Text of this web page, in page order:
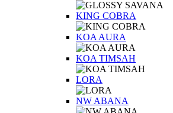
KING COBRA
KOA AURA
KOA TIMSAH
LORA
NW ABANA